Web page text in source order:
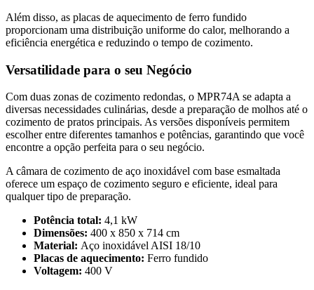
Além disso, as placas de aquecimento de ferro fundido
proporcionam uma distribuição uniforme do calor, melhorando a
eficiência energética e reduzindo o tempo de cozimento.
Versatilidade para o seu Negócio
Com duas zonas de cozimento redondas, o MPR74A se adapta a
diversas necessidades culinárias, desde a preparação de molhos até o
cozimento de pratos principais. As versões disponíveis permitem
escolher entre diferentes tamanhos e potências, garantindo que você
encontre a opção perfeita para o seu negócio.
A câmara de cozimento de aço inoxidável com base esmaltada
oferece um espaço de cozimento seguro e eficiente, ideal para
qualquer tipo de preparação.
Potência total: 4,1 kW
Dimensões: 400 x 850 x 714 cm
Material: Aço inoxidável AISI 18/10
Placas de aquecimento: Ferro fundido
Voltagem: 400 V